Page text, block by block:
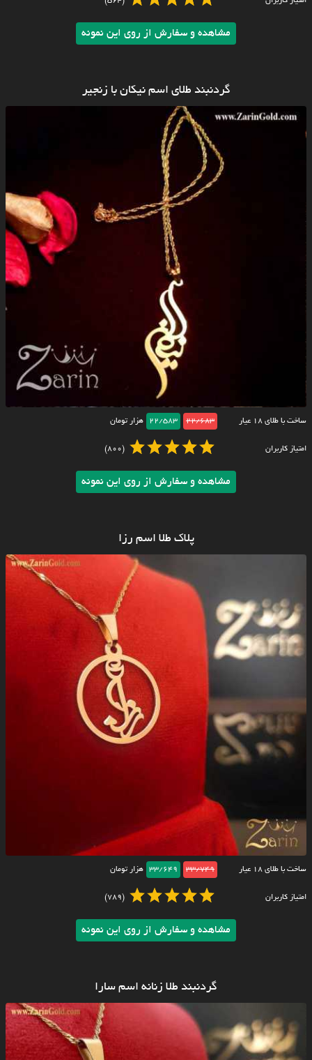
مشاهده و سفارش از روی این نمونه
گردنبند طلای اسم نیکان با زنجیر
ساخت با طلای ۱۸ عیار 22/683
22/583 هزار تومان
امتیاز کاربران (800)
مشاهده و سفارش از روی این نمونه
پلاک طلا اسم رزا
ساخت با طلای ۱۸ عیار 33/749
33/649 هزار تومان
امتیاز کاربران (789)
مشاهده و سفارش از روی این نمونه
گردنبند طلا زنانه اسم سارا